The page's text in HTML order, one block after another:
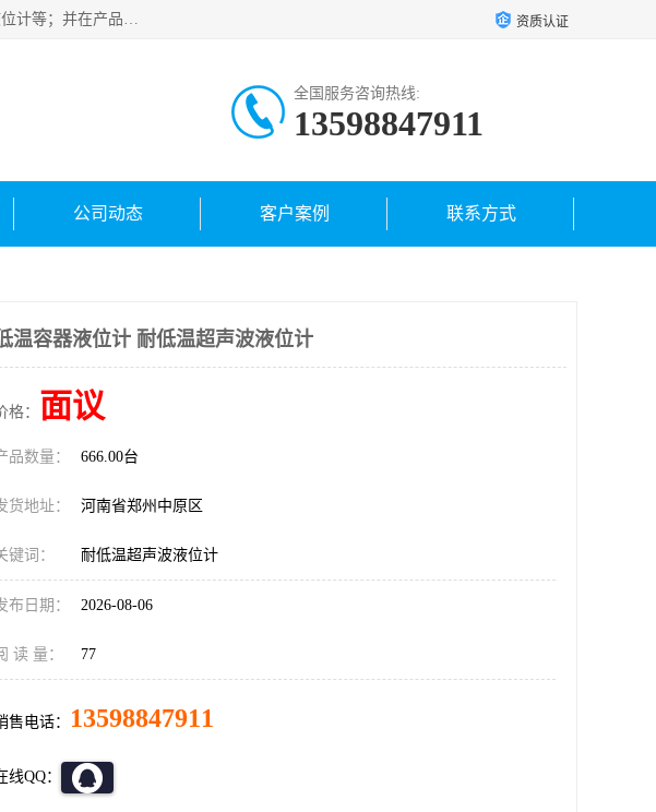
河南福瑞德仪表有限公司是生产销售电容液位计、液氨液位计、小量程液位计定制、智能锅炉水位计、液氮液位计等；并在产品开发、研制的过程中，吸取国内外仪器仪表的技术精华，建立了一支高、精、尖的科研开发队伍，使产品性能不断升级。 资质认证
全国服务咨询热线:
13598847911
公司动态 客户案例 联系方式
温容器液位计 耐低温超声波液位计
格： 面议
品数量： 666.00台
货地址： 河南省郑州中原区
键词： 耐低温超声波液位计
布日期： 2026-08-06
读 量： 77
售电话： 13598847911
线QQ：